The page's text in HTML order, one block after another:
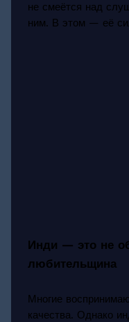
не смеётся над
ним. В этом — её
Инди — это не
любительщина
Многие
качества. Однако